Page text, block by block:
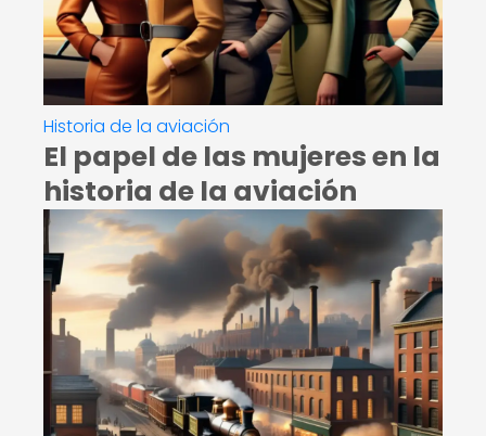
Historia de la aviación
El papel de las mujeres en la
historia de la aviación